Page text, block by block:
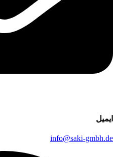
ایمیل
info@saki-gmbh.de